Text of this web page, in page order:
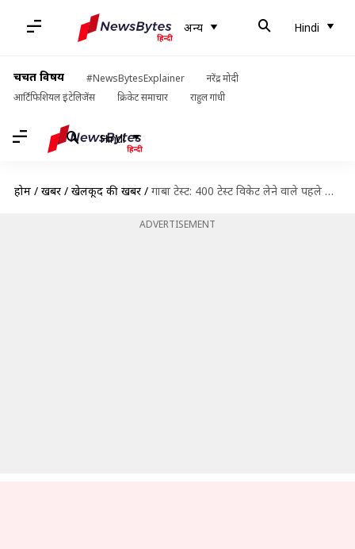
अन्य Hindi
चर्चित विषय #NewsBytesExplainer
नरेंद्र मोदी
आर्टिफिशियल इंटेलिजेंस
क्रिकेट समाचार राहुल गांधी
Hindi
होम / खबरें / खेलकूद की खबरें / गाबा टेस्ट: 400 टेस्ट विकेट लेने वाले पहले ऑस्ट्रेलियाई ऑफ-स्पिनर बने नाथन लियोन
ADVERTISEMENT